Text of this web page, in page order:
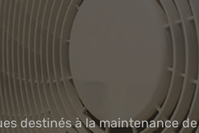
destinés à la maintenance de